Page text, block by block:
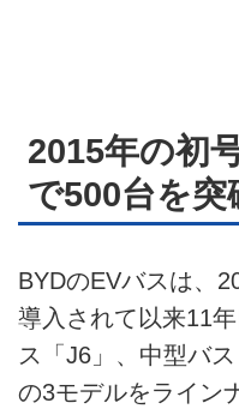
ライター名
お問い合せ
広告掲載に
2015年の初
で500台を突
BYDのEVバスは、
導入されて以来11
ス「J6」、中型バ
の3モデルをライン